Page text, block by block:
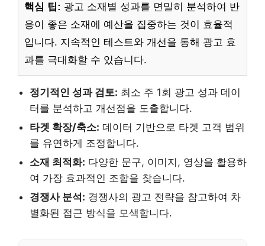
핵심 팁: 광고 소재별 성과를 면밀히 분석하여 반
응이 좋은 소재에 예산을 집중하는 것이 효율적
입니다. 지속적인 테스트와 개선을 통해 광고 효
과를 극대화할 수 있습니다.
정기적인 성과 검토: 최소 주 1회 광고 성과 데이
터를 분석하고 개선점을 도출합니다.
타겟 확장/축소: 데이터 기반으로 타겟 고객 범위
를 유연하게 조정합니다.
소재 최적화: 다양한 문구, 이미지, 영상을 활용하
여 가장 효과적인 조합을 찾습니다.
경쟁사 분석: 경쟁사의 광고 전략을 참고하여 차
별화된 접근 방식을 모색합니다.